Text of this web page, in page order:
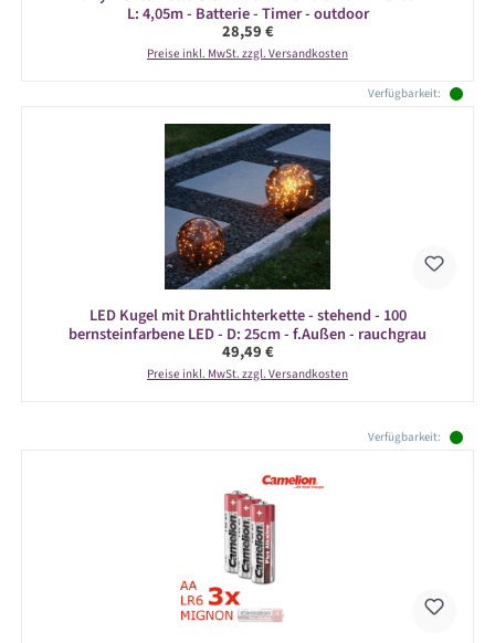
L: 4,05m - Batterie - Timer - outdoor
Regulärer Preis:
28,59 €
Preise inkl. MwSt. zzgl. Versandkosten
Verfügbarkeit:
LED Kugel mit Drahtlichterkette - stehend - 100
bernsteinfarbene LED - D: 25cm - f.Außen - rauchgrau
Regulärer Preis:
49,49 €
Preise inkl. MwSt. zzgl. Versandkosten
Verfügbarkeit: